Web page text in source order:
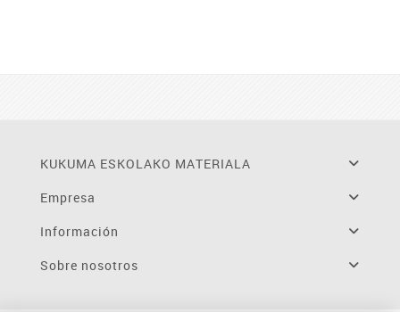
KUKUMA ESKOLAKO MATERIALA
Empresa
Información
Sobre nosotros